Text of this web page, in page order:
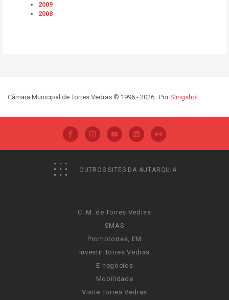
2009
2008
Câmara Municipal de Torres Vedras © 1996 - 2026 · PorSlingshot
OUTROS SITES DA AUTARQUIA
C. M. de Torres Vedras
SMAS
Promotorres, EM
Investir Torres Vedras
E-negócios
Mobilidade
Visite Torres Vedras